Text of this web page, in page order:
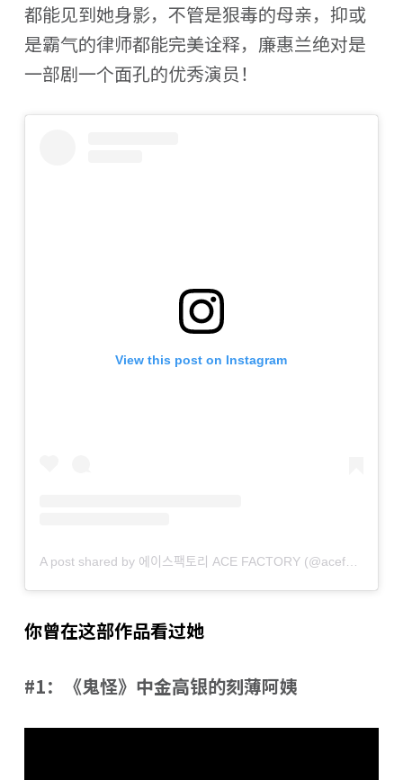
都能见到她身影，不管是狠毒的母亲，抑或
是霸气的律师都能完美诠释，廉惠兰绝对是
一部剧一个面孔的优秀演员！
View this post on Instagram
A post shared by 에이스팩토리 ACE FACTORY (@acefactory.official)
你曾在这部作品看过她
#1：《鬼怪》中金高银的刻薄阿姨